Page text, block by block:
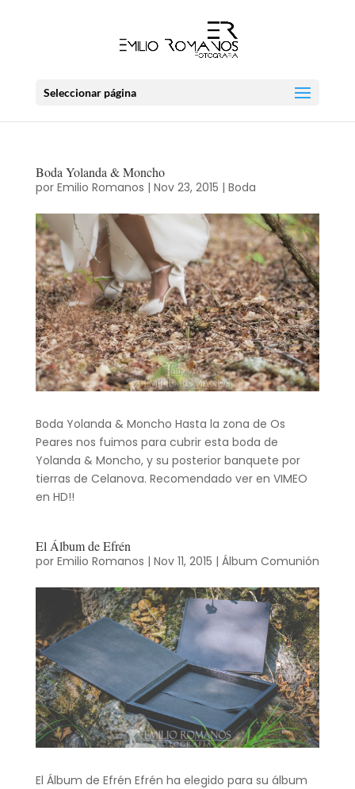
Seleccionar página
Boda Yolanda & Moncho
por Emilio Romanos | Nov 23, 2015 | Boda
Boda Yolanda & Moncho Hasta la zona de Os
Peares nos fuimos para cubrir esta boda de
Yolanda & Moncho, y su posterior banquete por
tierras de Celanova. Recomendado ver en VIMEO
en HD!!
El Álbum de Efrén
por Emilio Romanos | Nov 11, 2015 | Álbum Comunión
El Álbum de Efrén Efrén ha elegido para su álbum